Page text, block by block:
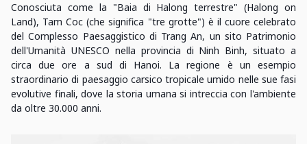
Conosciuta come la "Baia di Halong terrestre" (Halong on
Land), Tam Coc (che significa "tre grotte") è il cuore celebrato
del Complesso Paesaggistico di Trang An, un sito Patrimonio
dell'Umanità UNESCO nella provincia di Ninh Binh, situato a
circa due ore a sud di Hanoi. La regione è un esempio
straordinario di paesaggio carsico tropicale umido nelle sue fasi
evolutive finali, dove la storia umana si intreccia con l'ambiente
da oltre 30.000 anni.